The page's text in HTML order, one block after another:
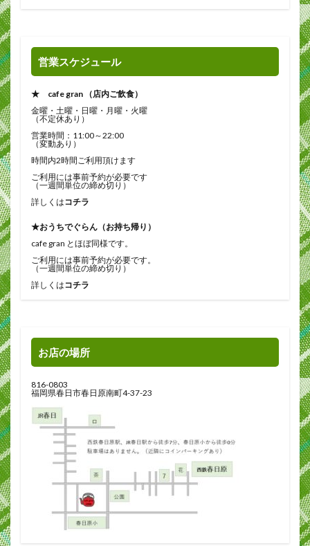
営業スケジュール
★ cafe gran （店内ご飲食）
金曜・土曜・日曜・月曜・火曜
（不定休あり）
営業時間：11:00～22:00
（変動あり）
時間内2時間ご利用頂けます
ご利用には事前予約が必要です
（一週間単位の締め切り）
詳しくはコチラ
★おうちでぐらん（お持ち帰り）
cafe gran とほぼ同様です。
ご利用には事前予約が必要です。
（一週間単位の締め切り）
詳しくはコチラ
お店の場所
816-0803
福岡県春日市春日原南町4-37-23